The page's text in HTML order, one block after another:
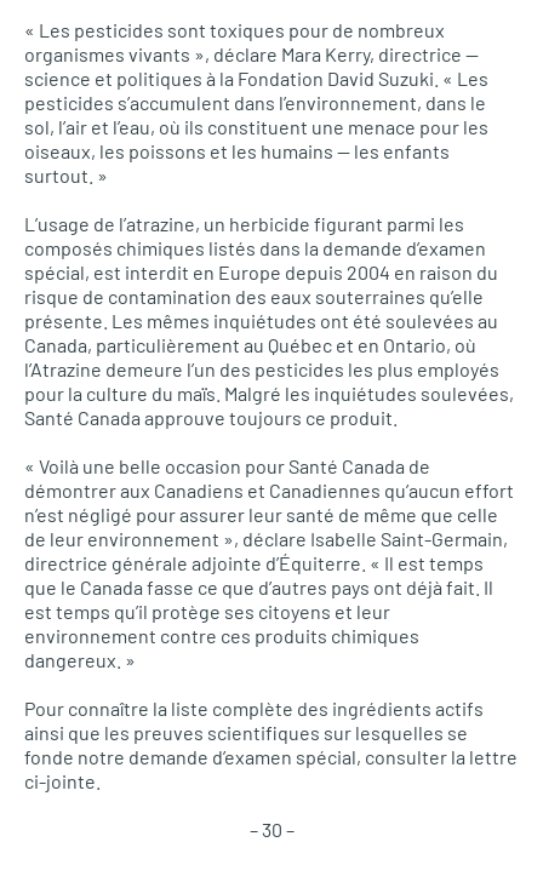
« Les pesticides sont toxiques pour de nombreux
organismes vivants », déclare Mara Kerry, directrice —
science et politiques à la Fondation David Suzuki. « Les
pesticides s’accumulent dans l’environnement, dans le
sol, l’air et l’eau, où ils constituent une menace pour les
oiseaux, les poissons et les humains — les enfants
surtout. »
L’usage de l’atrazine, un herbicide figurant parmi les
composés chimiques listés dans la demande d’examen
spécial, est interdit en Europe depuis 2004 en raison du
risque de contamination des eaux souterraines qu’elle
présente. Les mêmes inquiétudes ont été soulevées au
Canada, particulièrement au Québec et en Ontario, où
l’Atrazine demeure l’un des pesticides les plus employés
pour la culture du maïs. Malgré les inquiétudes soulevées,
Santé Canada approuve toujours ce produit.
« Voilà une belle occasion pour Santé Canada de
démontrer aux Canadiens et Canadiennes qu’aucun effort
n’est négligé pour assurer leur santé de même que celle
de leur environnement », déclare Isabelle Saint-Germain,
directrice générale adjointe d’Équiterre. « Il est temps
que le Canada fasse ce que d’autres pays ont déjà fait. Il
est temps qu’il protège ses citoyens et leur
environnement contre ces produits chimiques
dangereux. »
Pour connaître la liste complète des ingrédients actifs
ainsi que les preuves scientifiques sur lesquelles se
fonde notre demande d’examen spécial, consulter la lettre
ci-jointe.
– 30 –